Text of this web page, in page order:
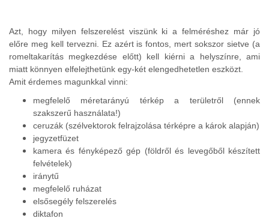
Azt, hogy milyen felszerelést viszünk ki a felméréshez már jó
előre meg kell tervezni. Ez azért is fontos, mert sokszor sietve (a
romeltakarítás megkezdése előtt) kell kiérni a helyszínre, ami
miatt könnyen elfelejthetünk egy-két elengedhetetlen eszközt.
Amit érdemes magunkkal vinni:
megfelelő méretarányú térkép a területről (ennek
szakszerű használata!)
ceruzák (szélvektorok felrajzolása térképre a károk alapján)
jegyzetfüzet
kamera és fényképező gép (földről és levegőből készített
felvételek)
iránytű
megfelelő ruházat
elsősegély felszerelés
diktafon